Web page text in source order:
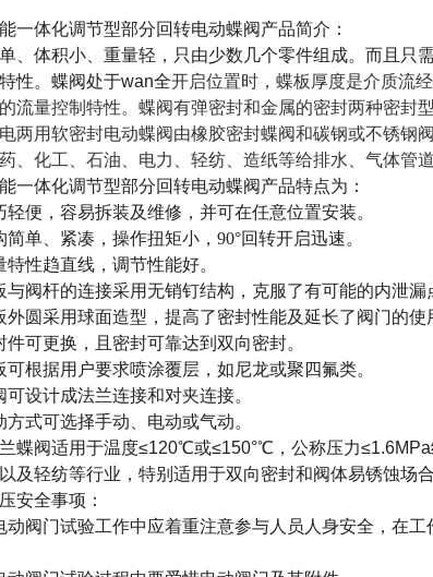
一体化调节型部分回转电动蝶阀产品简介：
、体积小、重量轻，只由少数几个零件组成。而且只
性。蝶阀处于wan全开启位置时，蝶板厚度是介质流
流量控制特性。蝶阀有弹密封和金属的密封两种密封
两用软密封电动蝶阀由橡胶密封蝶阀和碳钢或不锈
、化工、石油、电力、轻纺、造纸等给排水、气体管
一体化调节型部分回转电动蝶阀产品特点为：
轻便，容易拆装及维修，并可在任意位置安装。
简单、紧凑，操作扭矩小，90°回转开启迅速。
特性趋直线，调节性能好。
与阀杆的连接采用无销钉结构，克服了有可能的内泄漏
外圆采用球面造型，提高了密封性能及延长了阀门的使
件可更换，且密封可靠达到双向密封。
可根据用户要求喷涂覆层，如尼龙或聚四氟类。
可设计成法兰连接和对夹连接。
方式可选择手动、电动或气动。
蝶阀适用于温度≤120℃或≤150°℃，公称压力
及轻纺等行业，特别适用于双向密封和阀体易锈蚀场
安全事项：
动阀门试验工作中应着重注意参与人员人身安全，在